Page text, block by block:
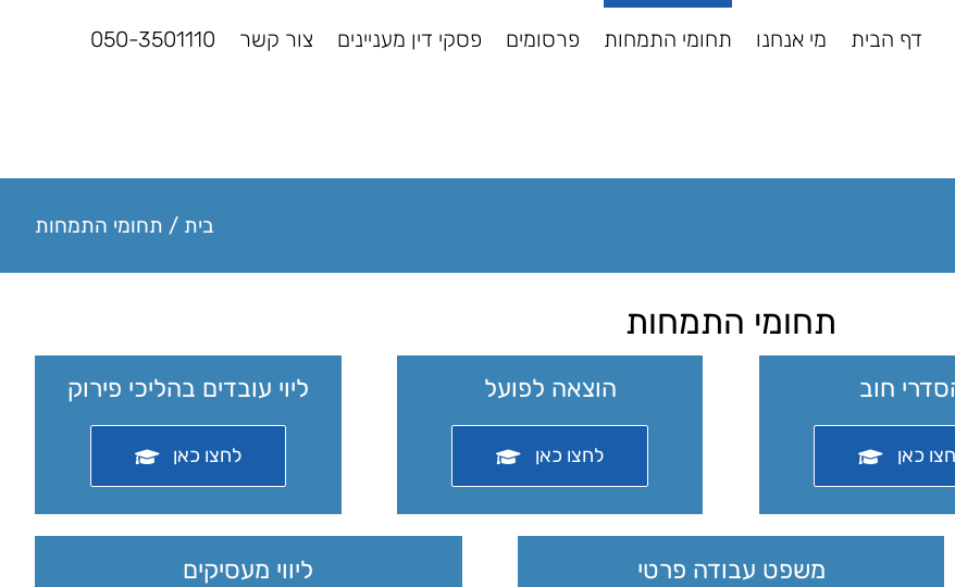
דף הבית מי אנחנו תחומי התמחות פרסומים פסקי דין מעניינים צור קשר 050-3501110
בית / תחומי התמחות
תחומי התמחות
חוב
כאן
הוצאה לפועל
לחצו כאן
ליוי עובדים בהליכי פירוק
לחצו כאן
משפט עבודה פרטי ליווי מעסיקים